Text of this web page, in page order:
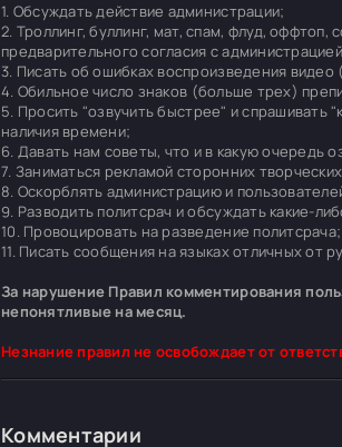
1. Обсуждать действие администрации;
2. Троллинг, буллинг, мат, спам, флуд,
предварительного согласия с
3. Писать об ошибках воспроизведения видео
4. Обильное число знаков (больше трех)
5. Просить "озвучить быстрее" и спрашивать
наличия времени;
6. Давать нам советы, что и в какую очередь
7. Заниматься рекламой сторонних
8. Оскорблять администрацию и
9. Разводить политсрач и обсуждать какие-
10. Провоцировать на разведение политсрача;
11. Писать сообщения на языках отличных от
За нарушение Правил комментирования
непонятливые на месяц.
Незнание правил не освобождает от
Комментарии